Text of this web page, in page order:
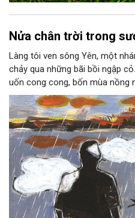
Nửa chân trời trong
Làng tôi ven sông Yên, một
chảy qua những bãi bồi ngập
uốn cong cong, bốn mùa nồng
hoàng hôn, khi nắng đã dịu
lại thẫm màu như có ai vừa rắc